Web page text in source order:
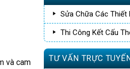
và cam
Sửa Chữa Các Thiết
Thi Công Kết Cấu
TƯ VẤN TRỰC